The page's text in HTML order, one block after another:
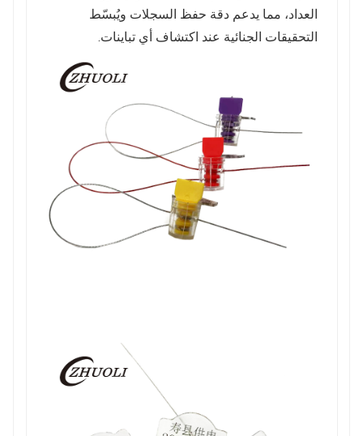
العداد، مما يدعم دقة حفظ السجلات ويُبسّط
التحقيقات الجنائية عند اكتشاف أي تباينات.